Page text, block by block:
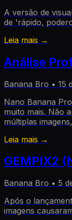
A versão de
de 'rápido,
Leia mais →
Análise
Banana Bro • 15
Nano Banana
muito mais. Não
múltiplas
Leia mais →
GEMPIX2
Banana Bro • 5
Após o
imagens